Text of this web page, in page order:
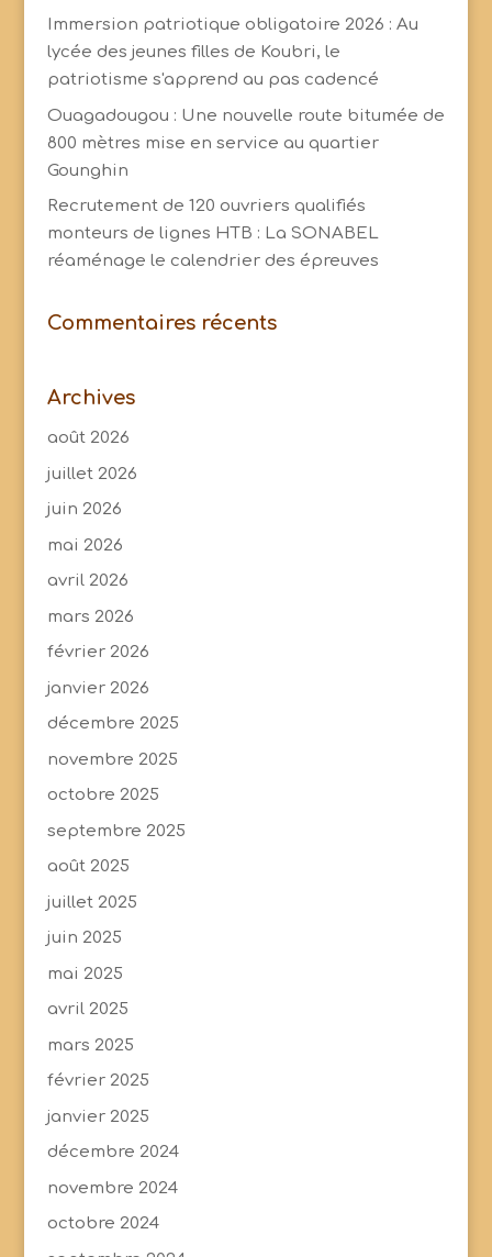
Immersion patriotique obligatoire 2026 : Au
lycée des jeunes filles de Koubri, le
patriotisme s'apprend au pas cadencé
Ouagadougou : Une nouvelle route bitumée de
800 mètres mise en service au quartier
Gounghin
Recrutement de 120 ouvriers qualifiés
monteurs de lignes HTB : La SONABEL
réaménage le calendrier des épreuves
Commentaires récents
Archives
août 2026
juillet 2026
juin 2026
mai 2026
avril 2026
mars 2026
février 2026
janvier 2026
décembre 2025
novembre 2025
octobre 2025
septembre 2025
août 2025
juillet 2025
juin 2025
mai 2025
avril 2025
mars 2025
février 2025
janvier 2025
décembre 2024
novembre 2024
octobre 2024